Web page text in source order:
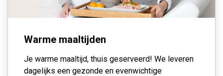
Warme maaltijden
Je warme maaltijd, thuis geserveerd! We leveren
dagelijks een gezonde en evenwichtige